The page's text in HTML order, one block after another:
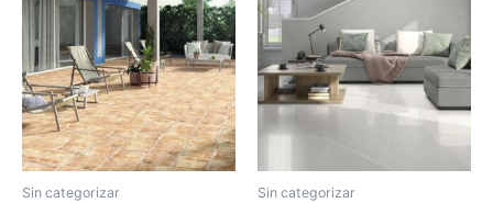
Sin categorizar Sin categorizar